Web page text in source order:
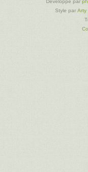
Développé par
Style par Arty